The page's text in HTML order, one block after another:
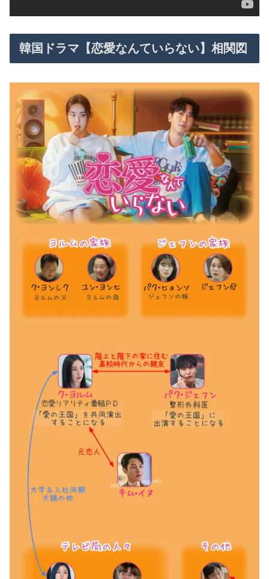
韓国ドラマ【恋愛なんていらない】相関図